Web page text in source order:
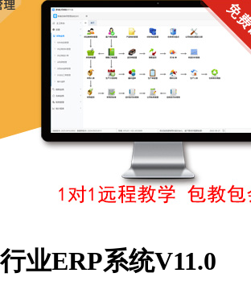
业ERP系统V11.0